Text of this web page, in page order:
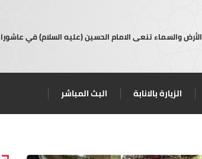
الأرض والسماء تنعى الامام الحسين (عليه السلام) في
الزيارة بالانابة البث المباشر